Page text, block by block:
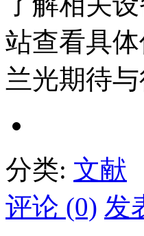
站查看具
兰光期待
分类: 文献
评论 (0) 发